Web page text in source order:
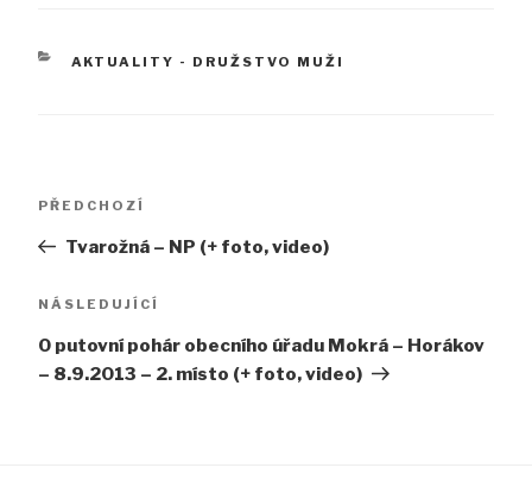
RUBRIKY
AKTUALITY - DRUŽSTVO MUŽI
příspěvek
Předchozí
PŘEDCHOZÍ
Tvarožná – NP (+ foto, video)
Následující
NÁSLEDUJÍCÍ
O putovní pohár obecního úřadu Mokrá – Horákov
– 8.9.2013 – 2. místo (+ foto, video)